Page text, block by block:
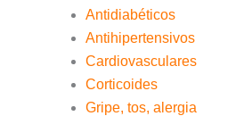
Antidiabéticos
Antihipertensivos
Cardiovasculares
Corticoides
Gripe, tos, alergia